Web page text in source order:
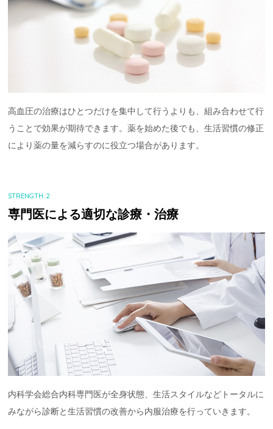
高血圧の治療はひとつだけを集中して行うよりも、組み合わせて行
うことで効果が期待できます。薬を始めた後でも、生活習慣の修正
により薬の量を減らすのに役立つ場合があります。
STRENGTH. 2
専門医による適切な診療・治療
内科学会総合内科専門医が全身状態、生活スタイルなどトータルに
みながら診断と生活習慣の改善から内服治療を行っていきます。